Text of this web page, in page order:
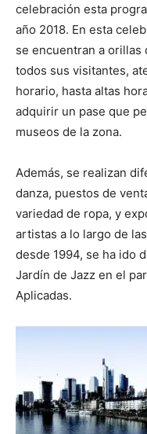
celebración esta
año 2018. En esta
se encuentran a
todos sus visitantes,
horario, hasta altas
adquirir un pase que
museos de la zona.
Además, se realizan
danza, puestos de
variedad de ropa, y
artistas a lo largo de
desde 1994, se ha ido
Jardín de Jazz en el
Aplicadas.